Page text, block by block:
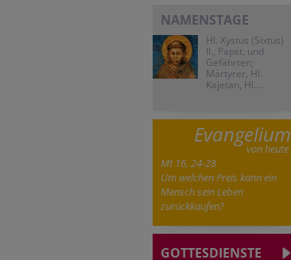
NAMENSTAGE
Hl. Xystus (Sixtus)
II., Papst, und
Gefährten;
Märtyrer, Hl.
Kajetan, Hl....
Evangelium
von heute
Mt 16, 24-28
Um welchen Preis kann ein
Mensch sein Leben
zurückkaufen?
GOTTESDIENSTE